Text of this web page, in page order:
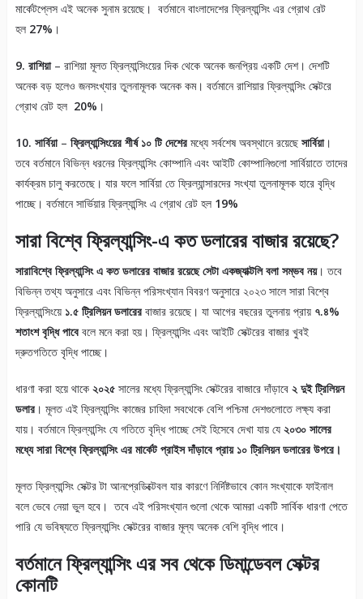
মার্কেটপ্লেস এই অনেক সুনাম রয়েছে। বর্তমানে বাংলাদেশের ফ্রিল্যান্সিং এর গ্রোথ রেট
হল 27% ।
9. রাশিয়া– রাশিয়া মূলত ফ্রিল্যান্সিংয়ের দিক থেকে অনেক জনপ্রিয় একটি দেশ। দেশটি
অনেক বড় হলেও জনসংখ্যার তুলনামূলক অনেক কম। বর্তমানে রাশিয়ার ফ্রিল্যান্সিং সেক্টরে
গ্রোথ রেট হল 20% ।
10. সার্বিয়া– ফ্রিল্যান্সিংয়ের শীর্ষ ১০ টি দেশেরমধ্যে সর্বশেষ অবস্থানে রয়েছে সার্বিয়া।
তবে বর্তমানে বিভিন্ন ধরনের ফ্রিল্যান্সিং কোম্পানি এবং আইটি কোম্পানিগুলো সার্বিয়াতে তাদের
কার্যক্রম চালু করতেছে। যার ফলে সার্বিয়া তে ফ্রিল্যান্সারদের সংখ্যা তুলনামূলক হারে বৃদ্ধি
পাচ্ছে। বর্তমানে সার্ভিয়ার ফ্রিল্যান্সিং এ গ্রোথ রেট হল 19%
সারা বিশ্বে ফ্রিল্যান্সিং-এ কত ডলারের বাজার রয়েছে?
সারাবিশ্বে ফ্রিল্যান্সিং এ কত ডলারের বাজার রয়েছে সেটা একজ্যাক্টলি বলা সম্ভব নয়। তবে
বিভিন্ন তথ্য অনুসারে এবং বিভিন্ন পরিসংখ্যান বিবরণ অনুসারে ২০২৩ সালে সারা বিশ্বে
ফ্রিল্যান্সিংয়ে ১.৫ ট্রিলিয়ন ডলারেরবাজার রয়েছে। যা আগের বছরের তুলনায় প্রায় ৭.৪%
শতাংশ বৃদ্ধি পাবেবলে মনে করা হয়। ফ্রিল্যান্সিং এবং আইটি সেক্টরের বাজার খুবই
দ্রুতগতিতে বৃদ্ধি পাচ্ছে।
ধারণা করা হয়ে থাকে ২০২৫সালের মধ্যে ফ্রিল্যান্সিং সেক্টরের বাজারে দাঁড়াবে ২ দুই ট্রিলিয়ন
ডলার। মূলত এই ফ্রিল্যান্সিং কাজের চাহিদা সবথেকে বেশি পশ্চিমা দেশগুলোতে লক্ষ্য করা
যায়। বর্তমানে ফ্রিল্যান্সিং যে গতিতে বৃদ্ধি পাচ্ছে সেই হিসেবে দেখা যায় যে ২০৩০ সালের
মধ্যে সারা বিশ্বে ফ্রিল্যান্সিং এর মার্কেট প্রাইস দাঁড়াবে প্রায় ১০ ট্রিলিয়ন ডলারের উপরে।
মূলত ফ্রিল্যান্সিং সেক্টর টা আনপ্রেডিক্টেবল যার কারণে নির্দিষ্টভাবে কোন সংখ্যাকে ফাইনাল
বলে ভেবে নেয়া ভুল হবে। তবে এই পরিসংখ্যান গুলো থেকে আমরা একটি সার্বিক ধারণা পেতে
পারি যে ভবিষ্যতে ফ্রিল্যান্সিং সেক্টরের বাজার মূল্য অনেক বেশি বৃদ্ধি পাবে।
বর্তমানে ফ্রিল্যান্সিং এর সব থেকে ডিমান্ডেবল সেক্টর
কোনটি